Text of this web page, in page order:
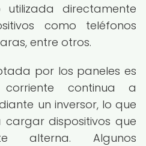
directamente
como teléfonos
entre otros.
por los paneles es
continua a
un inversor, lo que
dispositivos que
alterna. Algunos